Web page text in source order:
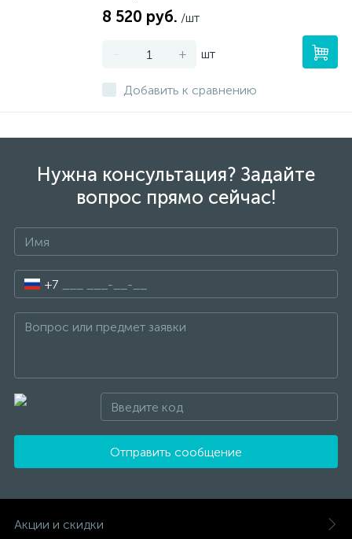
8 520 руб. /шт
- + шт
Добавить к сравнению
Нужна консультация? Задайте
вопрос прямо сейчас!
+7
Отправить сообщение
Акции и скидки